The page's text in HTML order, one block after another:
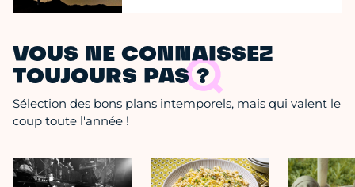
VOUS NE CONNAISSEZ
TOUJOURS PAS ?
Sélection des bons plans intemporels, mais qui valent le
coup toute l'année !